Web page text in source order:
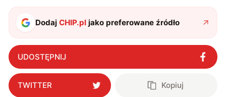
DodajCHIP.pl jako preferowane źródło
UDOSTĘPNIJ
TWITTER Kopiuj